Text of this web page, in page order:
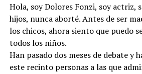
Hola, soy Dolores Fonzi, soy actriz,
hijos, nunca aborté. Antes de ser
los chicos, ahora siento que puedo
todos los niños.
Han pasado dos meses de debate y
este recinto personas a las que